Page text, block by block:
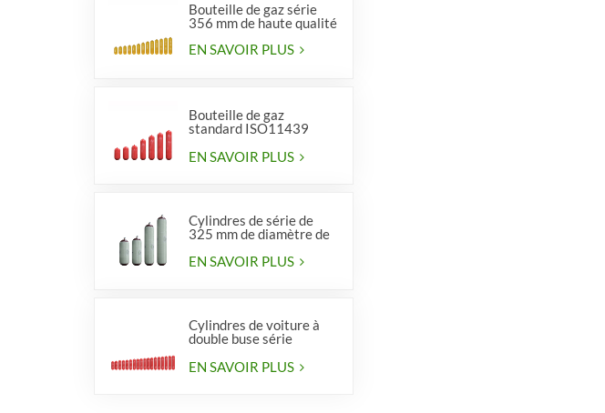
Bouteille de gaz série
356 mm de haute qualité
EN SAVOIR PLUS
Bouteille de gaz
standard ISO11439
EN SAVOIR PLUS
Cylindres de série de
325 mm de diamètre de
véhicules
EN SAVOIR PLUS
Cylindres de voiture à
double buse série
EN SAVOIR PLUS